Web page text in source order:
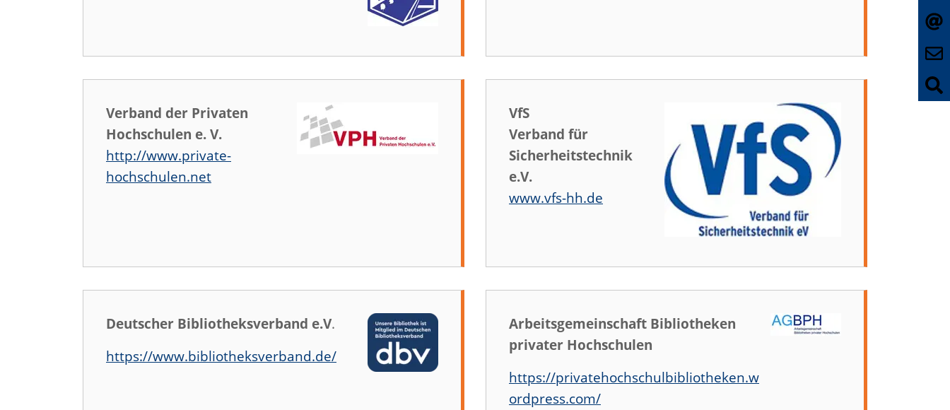
Verband der Privaten
Hochschulen e. V.
http://www.private-
hochschulen.net
VfS
Verband für
Sicherheitstechnik
e.V.
www.vfs-hh.de
Deutscher Bibliotheksverband e.V.
https://www.bibliotheksverband.de/
Arbeitsgemeinschaft Bibliotheken
privater Hochschulen
https://privatehochschulbibliotheken.w
ordpress.com/